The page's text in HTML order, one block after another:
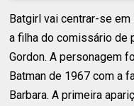
Batgirl vai centrar-se em
a filha do comissário de
Gordon. A personagem
Batman de 1967 com a
Barbara. A primeira